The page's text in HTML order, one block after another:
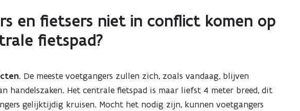
en fietsers niet in conflict komen op
fietspad?
. De meeste voetgangers zullen zich, zoals vandaag, blijven
handelszaken. Het centrale fietspad is maar liefst 4 meter breed, dit
gelijktijdig kruisen. Mocht het nodig zijn, kunnen voetgangers